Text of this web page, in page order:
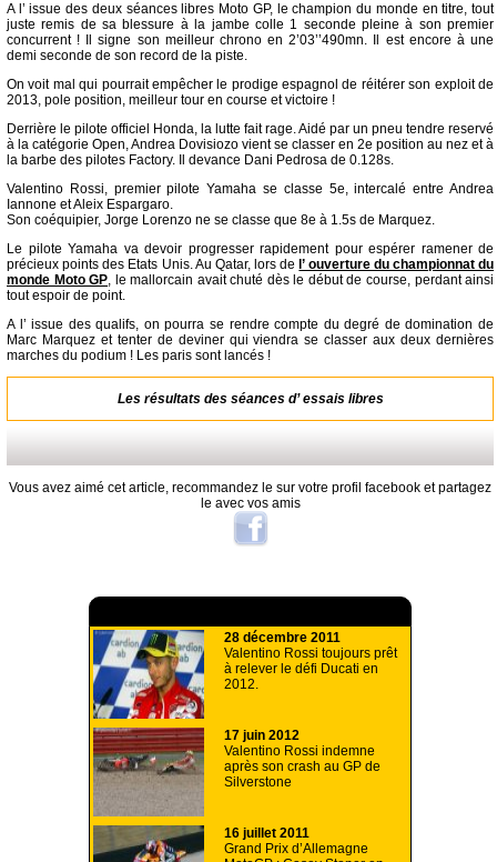
A l’ issue des deux séances libres Moto GP, le champion du monde en titre, tout
juste remis de sa blessure à la jambe colle 1 seconde pleine à son premier
concurrent ! Il signe son meilleur chrono en 2’03’’490mn. Il est encore à une
demi seconde de son record de la piste.
On voit mal qui pourrait empêcher le prodige espagnol de réitérer son exploit de
2013, pole position, meilleur tour en course et victoire !
Derrière le pilote officiel Honda, la lutte fait rage. Aidé par un pneu tendre reservé
à la catégorie Open, Andrea Dovisiozo vient se classer en 2e position au nez et à
la barbe des pilotes Factory. Il devance Dani Pedrosa de 0.128s.
Valentino Rossi, premier pilote Yamaha se classe 5e, intercalé entre Andrea
Iannone et Aleix Espargaro.
Son coéquipier, Jorge Lorenzo ne se classe que 8e à 1.5s de Marquez.
Le pilote Yamaha va devoir progresser rapidement pour espérer ramener de
précieux points des Etats Unis. Au Qatar, lors de l’ ouverture du championnat du
monde Moto GP, le mallorcain avait chuté dès le début de course, perdant ainsi
tout espoir de point.
A l’ issue des qualifs, on pourra se rendre compte du degré de domination de
Marc Marquez et tenter de deviner qui viendra se classer aux deux dernières
marches du podium ! Les paris sont lancés !
Les résultats des séances d’ essais libres
Vous avez aimé cet article, recommandez le sur votre profil facebook et partagez
le avec vos amis
28 décembre 2011
Valentino Rossi toujours prêt
à relever le défi Ducati en
2012.
17 juin 2012
Valentino Rossi indemne
après son crash au GP de
Silverstone
16 juillet 2011
Grand Prix d’Allemagne